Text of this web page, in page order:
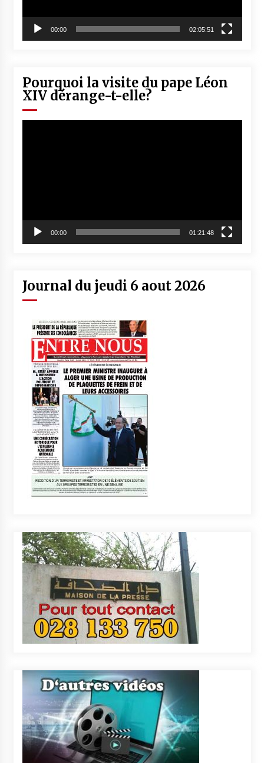
00:00 02:05:51
Pourquoi la visite du pape Léon
XIV dérange-t-elle?
00:00 01:21:48
Journal du jeudi 6 aout 2026